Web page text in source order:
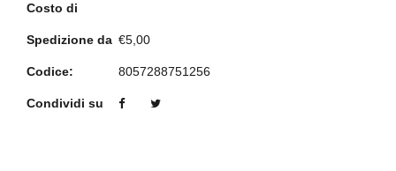
Costo di
Spedizione da €5,00
Codice: 8057288751256
Condividi su